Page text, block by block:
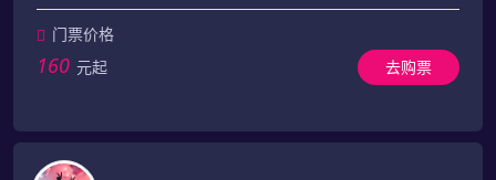
门票价格
160 元起 去购票